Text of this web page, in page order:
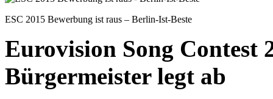
ESC 2015 Bewerbung ist raus – Berlin-Ist-Beste
Eurovision Song Contest
Bürgermeister legt ab